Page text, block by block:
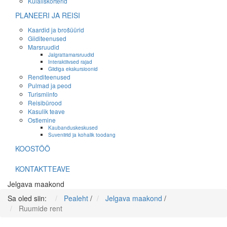
PLANEERI JA REISI
Kaardid ja brošüürid
Giiditeenused
Marsruudid
Jalgrattamarsruudid
Interaktiivsed rajad
Giidiga ekskursioonid
Renditeenused
Pulmad ja peod
Turismiinfo
Reisibürood
Kasulik teave
Ostlemine
Kaubanduskeskused
Suveniirid ja kohalik toodang
KOOSTÖÖ
KONTAKTTEAVE
Jelgava maakond
Sa oled siin:
Pealeht / Jelgava maakond /
Ruumide rent